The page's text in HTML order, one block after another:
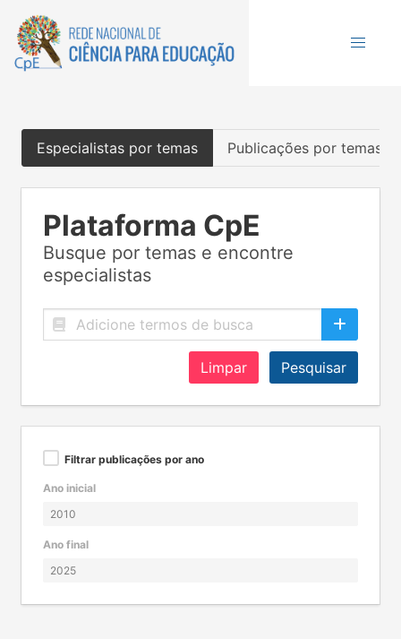
Especialistas por temas Publicações por temas
Plataforma CpE
Busque por temas e encontre
especialistas
Limpar Pesquisar
Filtrar publicações por ano
Ano inicial
Ano final